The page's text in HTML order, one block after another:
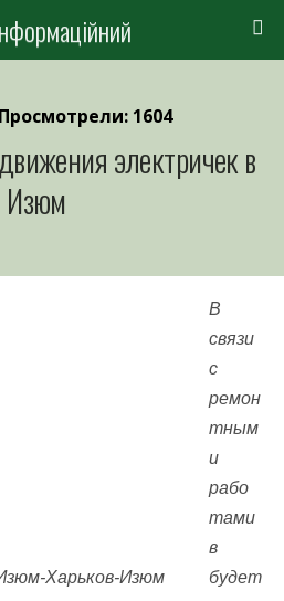
Просмотрели: 1604
электричек в
Изюм
В
связи
с
ремон
тным
и
рабо
тами
в
Харьков-Изюм будет